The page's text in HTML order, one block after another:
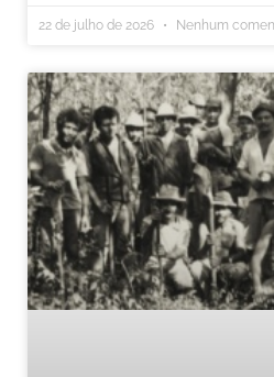
22 de julho de 2026 Nenhum